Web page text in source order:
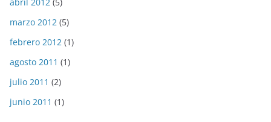
abril 2012 (5)
marzo 2012 (5)
febrero 2012 (1)
agosto 2011 (1)
julio 2011 (2)
junio 2011 (1)